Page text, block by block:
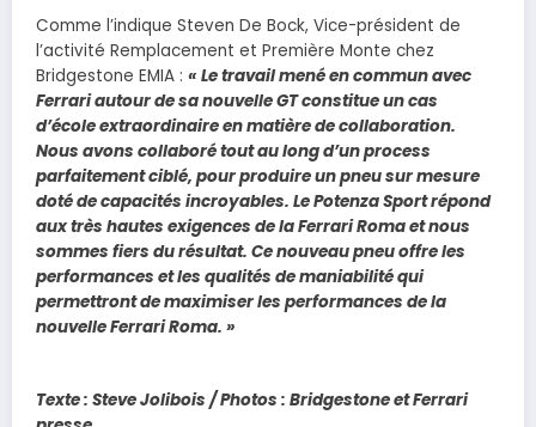
Comme l’indique Steven De Bock, Vice-président de
l’activité Remplacement et Première Monte chez
Bridgestone EMIA : « Le travail mené en commun avec
Ferrari autour de sa nouvelle GT constitue un cas
d’école extraordinaire en matière de collaboration.
Nous avons collaboré tout au long d’un process
parfaitement ciblé, pour produire un pneu sur mesure
doté de capacités incroyables. Le Potenza Sport répond
aux très hautes exigences de la Ferrari Roma et nous
sommes fiers du résultat. Ce nouveau pneu offre les
performances et les qualités de maniabilité qui
permettront de maximiser les performances de la
nouvelle Ferrari Roma. »
Texte : Steve Jolibois / Photos : Bridgestone et Ferrari